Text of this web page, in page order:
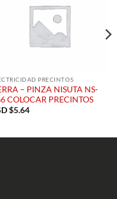
PRECINTOS
– PINZA NISUTA NS-
COLOCAR PRECINTOS
$5.64